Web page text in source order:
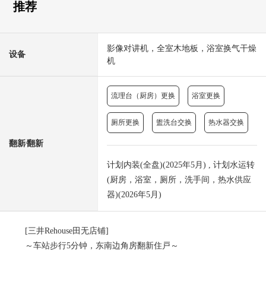
推荐
设备
影像对讲机，全室木地板，浴室换气干燥
机
翻新⁄翻新
流理台（厨房）更换 浴室更换
厕所更换 盥洗台交换 热水器交换
计划内装(全盘)(2025年5月) , 计划水运转
(厨房，浴室，厕所，洗手间，热水供应
器)(2026年5月)
[三井Rehouse田无店铺]
～车站步行5分钟，东南边角房翻新住戸～